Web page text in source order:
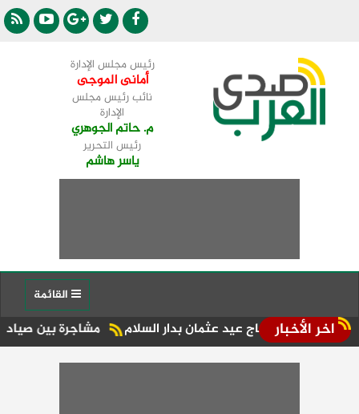
رئيس مجلس الإدارة
أمانى الموجى
نائب رئيس مجلس
الإدارة
م. حاتم الجوهري
رئيس التحرير
ياسر هاشم
اخر الأخبار مشاجرة بين صيادين بسوهاج الحاج عيد عثمان بدار السلام